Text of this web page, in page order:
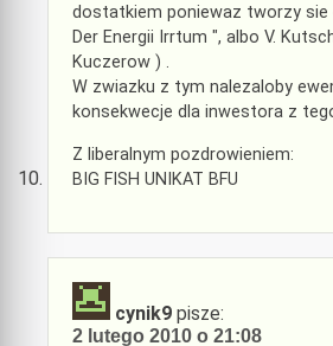
dostatkiem poniewaz tworzy sie
Der Energii Irrtum ", albo V.
Kuczerow ) .
W zwiazku z tym nalezaloby
konsekwecje dla inwestora z
Z liberalnym pozdrowieniem:
BIG FISH UNIKAT BFU
cynik9 pisze:
2 lutego 2010 o 21:08